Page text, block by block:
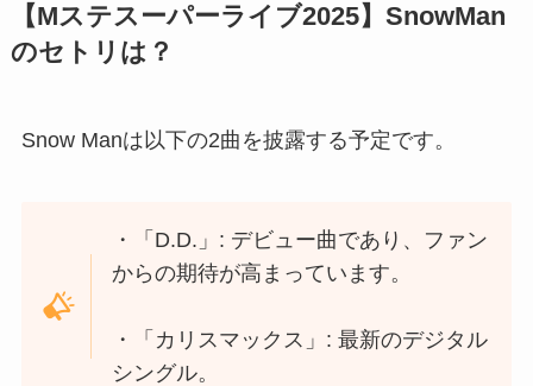
【Mステスーパーライブ2025】SnowMan
のセトリは？
Snow Manは以下の2曲を披露する予定です。
・「D.D.」: デビュー曲であり、ファン
からの期待が高まっています。
・「カリスマックス」: 最新のデジタル
シングル。